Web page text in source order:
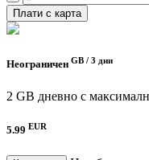
Плати с карта
Неограничен GB / 3 дни
2 GB дневно с
5.99 EUR